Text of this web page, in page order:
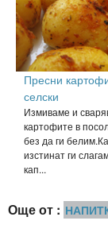
Пресни
селски
Измиваме и
картофите в
без да ги
изстинат ги
кап...
Още от :